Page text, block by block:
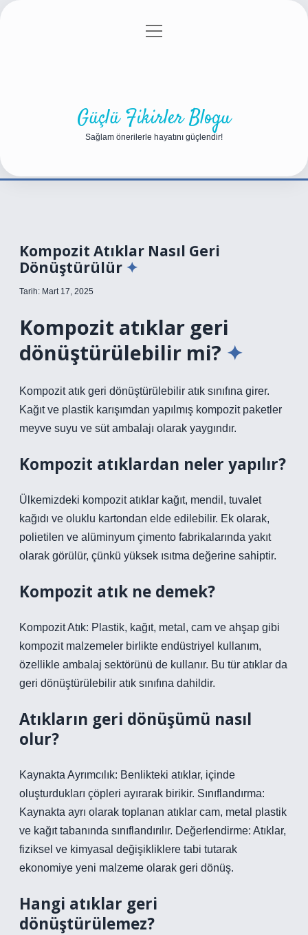
Gizlilik Politikası
menüyü
Güçlü Fikirler Blogu
Sağlam önerilerle hayatını güçlendir!
Kompozit Atıklar Nasıl Geri
Dönüştürülür
Tarih: Mart 17, 2025
Kompozit atıklar geri
dönüştürülebilir mi?
Kompozit atık geri dönüştürülebilir atık sınıfına girer.
Kağıt ve plastik karışımdan yapılmış kompozit paketler
meyve suyu ve süt ambalajı olarak yaygındır.
Kompozit atıklardan neler yapılır?
Ülkemizdeki kompozit atıklar kağıt, mendil, tuvalet
kağıdı ve oluklu kartondan elde edilebilir. Ek olarak,
polietilen ve alüminyum çimento fabrikalarında yakıt
olarak görülür, çünkü yüksek ısıtma değerine sahiptir.
Kompozit atık ne demek?
Kompozit Atık: Plastik, kağıt, metal, cam ve ahşap gibi
kompozit malzemeler birlikte endüstriyel kullanım,
özellikle ambalaj sektörünü de kullanır. Bu tür atıklar da
geri dönüştürülebilir atık sınıfına dahildir.
Atıkların geri dönüşümü nasıl
olur?
Kaynakta Ayrımcılık: Benlikteki atıklar, içinde
oluşturdukları çöpleri ayırarak birikir. Sınıflandırma:
Kaynakta ayrı olarak toplanan atıklar cam, metal plastik
ve kağıt tabanında sınıflandırılır. Değerlendirme: Atıklar,
fiziksel ve kimyasal değişikliklere tabi tutarak
ekonomiye yeni malzeme olarak geri dönüş.
Hangi atıklar geri
dönüştürülemez?